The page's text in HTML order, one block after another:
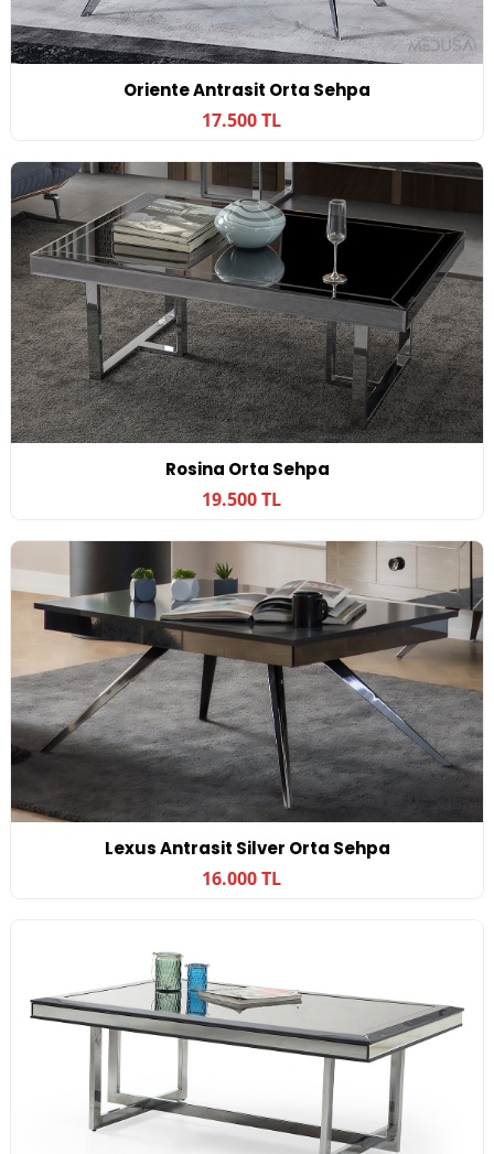
Oriente Antrasit Orta Sehpa
17.500 TL
Rosina Orta Sehpa
19.500 TL
Lexus Antrasit Silver Orta Sehpa
16.000 TL